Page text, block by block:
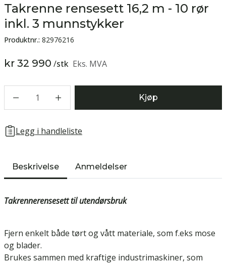
Takrenne rensesett 16,2 m - 10 rør
inkl. 3 munnstykker
Produktnr.: 82976216
kr 32 990 /stk Eks. MVA
1 Kjøp
Legg i handleliste
Beskrivelse Anmeldelser
Takrennerensesett til utendørsbruk
Fjern enkelt både tørt og vått materiale, som f.eks mose
og blader.
Brukes sammen med kraftige industrimaskiner, som